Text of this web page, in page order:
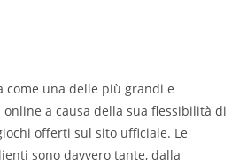
come una delle più grandi e
online a causa della sua flessibilità di
offerti sul sito ufficiale. Le
sono davvero tante, dalla